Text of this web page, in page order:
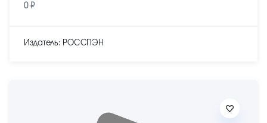
0 ₽
Издатель: РОССПЭН